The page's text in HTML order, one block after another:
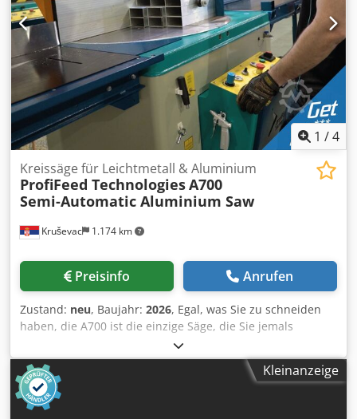
1 /4
Kruševac 1.174 km
Kreissäge für Leichtmetall & Aluminium
ProfiFeed TechnologiesA700
Semi-Automatic Aluminium Saw
Preisinfo Anrufen
Zustand: neu, Baujahr: 2026, Egal, was Sie zu schneiden
haben, die A700 ist die einzige Säge, die Sie jemals
brauchen werden. Mit der größten Kapazität in ihrer
Klasse und einem massiven Gehrungswinkelbereich von
±75º ist sie für echte Gehrungsschnitte konzipiert, ohne
dass Sie Kompromisse bei der Größe der zu schneidenden
Aluminiumprofile eingehen müssen. Geeignet für den
Kleinanzeige